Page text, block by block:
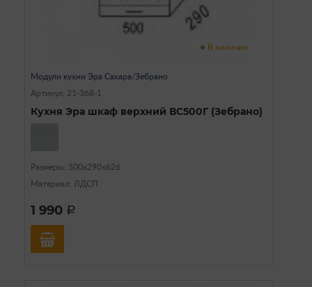
В наличии
Модули кухни Эра Сахара/Зебрано
Артикул: 21-368-1
Кухня Эра шкаф верхний ВС500Г (Зебрано)
Размеры: 500х290х626
Материал: ЛДСП
1 990 a